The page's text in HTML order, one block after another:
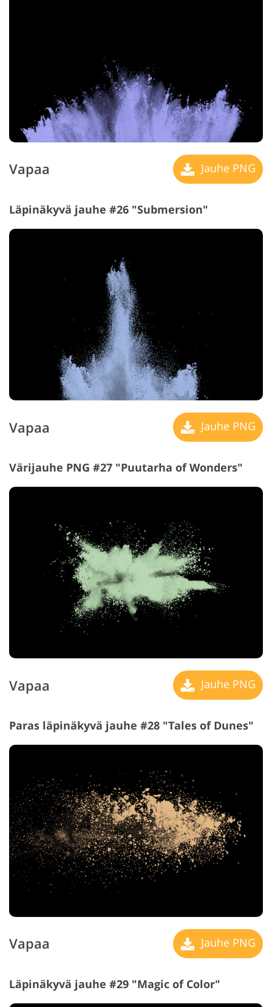
Vapaa Jauhe PNG
Läpinäkyvä jauhe #26 "Submersion"
Vapaa Jauhe PNG
Värijauhe PNG #27 "Puutarha of Wonders"
Vapaa Jauhe PNG
Paras läpinäkyvä jauhe #28 "Tales of Dunes"
Vapaa Jauhe PNG
Läpinäkyvä jauhe #29 "Magic of Color"